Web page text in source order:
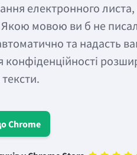
електронного
Якою мовою ви б не
та надасть
конфіденційності
тексти.
Chrome